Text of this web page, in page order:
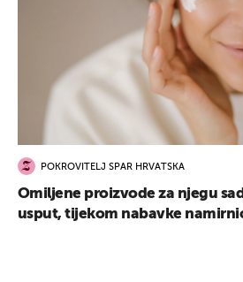
POKROVITELJ SPAR HRVATSKA
Omiljene proizvode za njegu
usput, tijekom nabavke